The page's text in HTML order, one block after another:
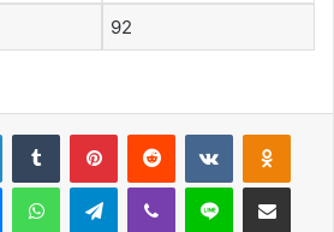
92
LinkedInTumblr PinterestReddit VKontakte
MessengerWhatsAppTelegramViber Line E-Posta ile